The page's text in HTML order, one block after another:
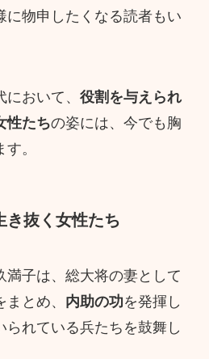
に物申したくなる読者もい
おいて、 役割を与えられ
性たちの姿には、今でも胸
。
き抜く女性たち
満子は、総大将の妻として
とめ、 内助の功を発揮し
られている兵たちを鼓舞し